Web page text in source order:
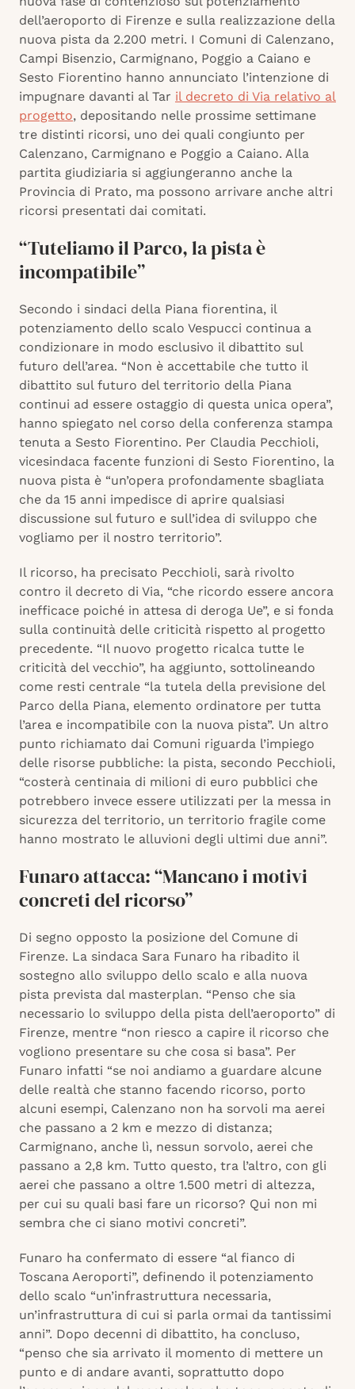
dell’aeroporto di Firenze e sulla realizzazione della
nuova pista da 2.200 metri. I Comuni di Calenzano,
Campi Bisenzio, Carmignano, Poggio a Caiano e
Sesto Fiorentino hanno annunciato l’intenzione di
impugnare davanti al Tar il decreto di Via relativo al
progetto, depositando nelle prossime settimane
tre distinti ricorsi, uno dei quali congiunto per
Calenzano, Carmignano e Poggio a Caiano. Alla
partita giudiziaria si aggiungeranno anche la
Provincia di Prato, ma possono arrivare anche altri
ricorsi presentati dai comitati.
“Tuteliamo il Parco, la pista è
incompatibile”
Secondo i sindaci della Piana fiorentina, il
potenziamento dello scalo Vespucci continua a
condizionare in modo esclusivo il dibattito sul
futuro dell’area. “Non è accettabile che tutto il
dibattito sul futuro del territorio della Piana
continui ad essere ostaggio di questa unica opera”,
hanno spiegato nel corso della conferenza stampa
tenuta a Sesto Fiorentino. Per Claudia Pecchioli,
vicesindaca facente funzioni di Sesto Fiorentino, la
nuova pista è “un’opera profondamente sbagliata
che da 15 anni impedisce di aprire qualsiasi
discussione sul futuro e sull’idea di sviluppo che
vogliamo per il nostro territorio”.
Il ricorso, ha precisato Pecchioli, sarà rivolto
contro il decreto di Via, “che ricordo essere ancora
inefficace poiché in attesa di deroga Ue”, e si fonda
sulla continuità delle criticità rispetto al progetto
precedente. “Il nuovo progetto ricalca tutte le
criticità del vecchio”, ha aggiunto, sottolineando
come resti centrale “la tutela della previsione del
Parco della Piana, elemento ordinatore per tutta
l’area e incompatibile con la nuova pista”. Un altro
punto richiamato dai Comuni riguarda l’impiego
delle risorse pubbliche: la pista, secondo Pecchioli,
“costerà centinaia di milioni di euro pubblici che
potrebbero invece essere utilizzati per la messa in
sicurezza del territorio, un territorio fragile come
hanno mostrato le alluvioni degli ultimi due anni”.
Funaro attacca: “Mancano i motivi
concreti del ricorso”
Di segno opposto la posizione del Comune di
Firenze. La sindaca Sara Funaro ha ribadito il
sostegno allo sviluppo dello scalo e alla nuova
pista prevista dal masterplan. “Penso che sia
necessario lo sviluppo della pista dell’aeroporto” di
Firenze, mentre “non riesco a capire il ricorso che
vogliono presentare su che cosa si basa”. Per
Funaro infatti “se noi andiamo a guardare alcune
delle realtà che stanno facendo ricorso, porto
alcuni esempi, Calenzano non ha sorvoli ma aerei
che passano a 2 km e mezzo di distanza;
Carmignano, anche lì, nessun sorvolo, aerei che
passano a 2,8 km. Tutto questo, tra l’altro, con gli
aerei che passano a oltre 1.500 metri di altezza,
per cui su quali basi fare un ricorso? Qui non mi
sembra che ci siano motivi concreti”.
Funaro ha confermato di essere “al fianco di
Toscana Aeroporti”, definendo il potenziamento
dello scalo “un’infrastruttura necessaria,
un’infrastruttura di cui si parla ormai da tantissimi
anni”. Dopo decenni di dibattito, ha concluso,
“penso che sia arrivato il momento di mettere un
punto e di andare avanti, soprattutto dopo